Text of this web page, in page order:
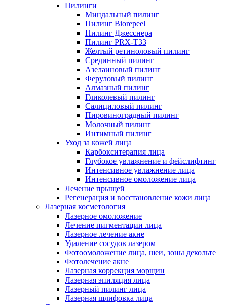
Пилинги
Миндальный пилинг
Пилинг Biorepeel
Пилинг Джесснера
Пилинг PRX-T33
Желтый ретиноловый пилинг
Срединный пилинг
Азелаиновый пилинг
Феруловый пилинг
Алмазный пилинг
Гликолевый пилинг
Салициловый пилинг
Пировиноградный пилинг
Молочный пилинг
Интимный пилинг
Уход за кожей лица
Карбокситерапия лица
Глубокое увлажнение и фейслифтинг
Интенсивное увлажнение лица
Интенсивное омоложение лица
Лечение прыщей
Регенерация и восстановление кожи лица
Лазерная косметология
Лазерное омоложение
Лечение пигментации лица
Лазерное лечение акне
Удаление сосудов лазером
Фотоомоложение лица, шеи, зоны декольте
Фотолечение акне
Лазерная коррекция морщин
Лазерная эпиляция лица
Лазерный пилинг лица
Лазерная шлифовка лица